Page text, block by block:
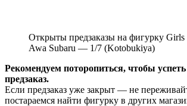
Открыты предзаказы на фигурку
Awa Subaru — 1/7 (Kotobukiya)
Рекомендуем поторопиться, чтобы
предзаказ.
Если предзаказ уже закрыт — не
постараемся найти фигурку в других